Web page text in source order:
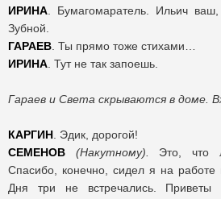
ИРИНА . Бумагомаратель. Ильич
Зубной.
ГАРАЕВ . Ты прямо тоже стихами…
ИРИНА . Тут не так запоешь.
Гараев и Света скрываются в доме.
КАРГИН . Эдик, дорогой!
СЕМЕНОВ
(Накутному).
Это, что
Спасибо, конечно, сидел я на работе
Дня три не встречались. Приветы